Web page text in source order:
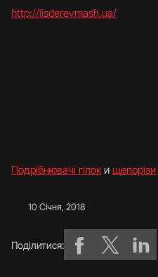
http://lisderevmash.ua/
Подрібнювачі гілоки щепорізи
10 Січня, 2018
Поділитися: